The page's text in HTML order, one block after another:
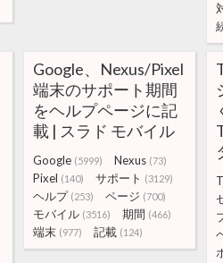
Google、Nexus/Pixel
端末のサポート期間
をヘルプページに記
載 | スラド モバイル
Google (5999) Nexus (73)
Pixel (140) サポート (3129)
ヘルプ (253) ページ (700)
モバイル (3516) 期間 (466)
端末 (977) 記載 (124)